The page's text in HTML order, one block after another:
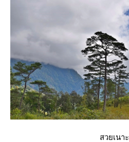
สวยเนาะ